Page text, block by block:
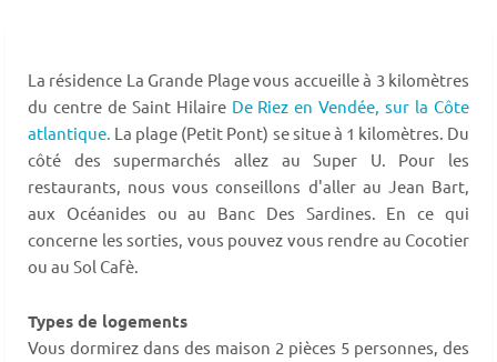
La résidence La Grande Plage vous accueille à 3 kilomètres
du centre de Saint Hilaire De Riez en Vendée, sur la Côte
atlantique. La plage (Petit Pont) se situe à 1 kilomètres. Du
côté des supermarchés allez au Super U. Pour les
restaurants, nous vous conseillons d'aller au Jean Bart,
aux Océanides ou au Banc Des Sardines. En ce qui
concerne les sorties, vous pouvez vous rendre au Cocotier
ou au Sol Cafè.
Types de logements
Vous dormirez dans des maison 2 pièces 5 personnes, des